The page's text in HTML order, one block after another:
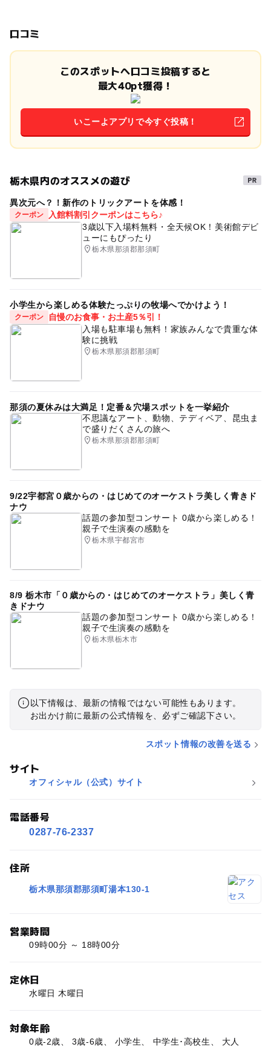
口コミ
このスポットへ口コミ投稿すると
最大40pt獲得！
いこーよアプリで今すぐ投稿！
栃木県内のオススメの遊び
異次元へ？！新作のトリックアートを体感！
クーポン
入館料割引クーポンはこちら♪
3歳以下入場料無料・全天候OK！美術館デビ
ューにもぴったり
栃木県那須郡那須町
小学生から楽しめる体験たっぷりの牧場へでかけよう！
クーポン
自慢のお食事・お土産5％引！
入場も駐車場も無料！家族みんなで貴重な体
験に挑戦
栃木県那須郡那須町
那須の夏休みは大満足！定番＆穴場スポットを一挙紹介
不思議なアート、動物、テディベア、昆虫ま
で盛りだくさんの旅へ
栃木県那須郡那須町
9/22宇都宮０歳からの・はじめてのオーケストラ美しく青きド
ナウ
話題の参加型コンサート 0歳から楽しめる！
親子で生演奏の感動を
栃木県宇都宮市
8/9 栃木市「０歳からの・はじめてのオーケストラ」美しく青
きドナウ
話題の参加型コンサート 0歳から楽しめる！
親子で生演奏の感動を
栃木県栃木市
以下情報は、最新の情報ではない可能性もあります。
お出かけ前に最新の公式情報を、必ずご確認下さい。
スポット情報の改善を送る
サイト
オフィシャル（公式）サイト
電話番号
0287-76-2337
住所
栃木県那須郡那須町湯本130-1
営業時間
09時00分 ～ 18時00分
定休日
水曜日 木曜日
対象年齢
0歳-2歳、 3歳-6歳、 小学生、 中学生･高校生、 大人